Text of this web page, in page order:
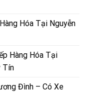
Hóa Tại Nguyễn
Hàng Hóa Tại
Tín
Đình – Có Xe